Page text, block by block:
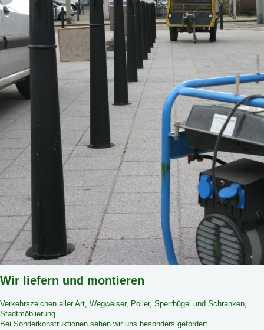
Wir liefern und montieren
Verkehrszeichen aller Art, Wegweiser, Poller, Sperrbügel und Schranken,
Stadtmöblierung.
Bei Sonderkonstruktionen sehen wir uns besonders gefordert.